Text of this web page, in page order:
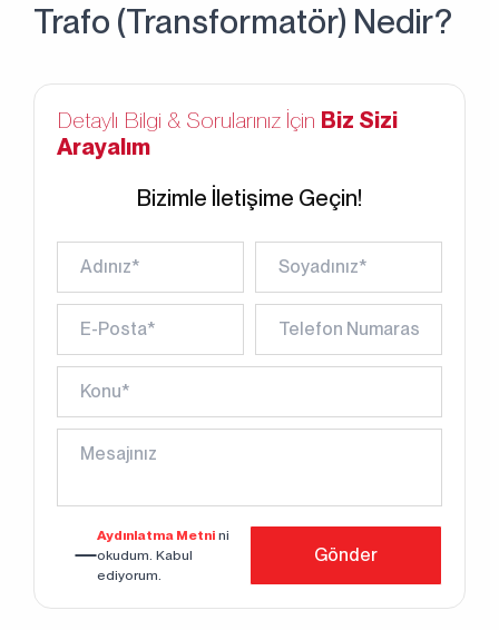
Trafo (Transformatör) Nedir?
Detaylı Bilgi & Sorularınız İçin Biz Sizi
Arayalım
Bizimle İletişime Geçin!
Aydınlatma Metni ni
okudum. Kabul
ediyorum.
Gönder